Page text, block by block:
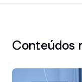
Conteúdos